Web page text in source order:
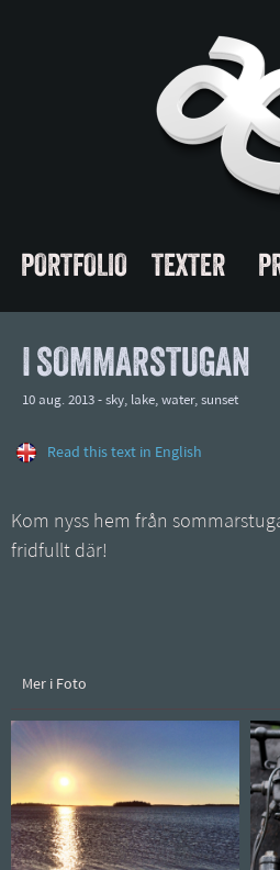
PORTFOLIO TEXTER
I SOMMARSTUGAN
10 aug. 2013 - sky, lake, water, sunset
Read this text in English
Kom nyss hem från
fridfullt där!
Mer i Foto